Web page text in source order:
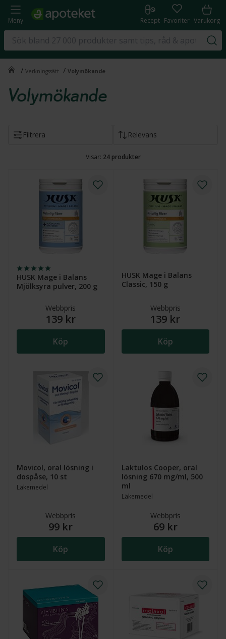
Meny Recept Favoriter Varukorg
/ Verkningssätt / Volymökande
Volymökande
Filtrera Relevans
Visar: 24produkter
HUSK Mage i Balans
Mjölksyra pulver, 200 g
Webbpris
139 kr
Köp
HUSK Mage i Balans
Classic, 150 g
Webbpris
139 kr
Köp
Movicol, oral lösning i
dospåse, 10 st
Läkemedel
Webbpris
99 kr
Köp
Laktulos Cooper, oral
lösning 670 mg/ml, 500
ml
Läkemedel
Webbpris
69 kr
Köp